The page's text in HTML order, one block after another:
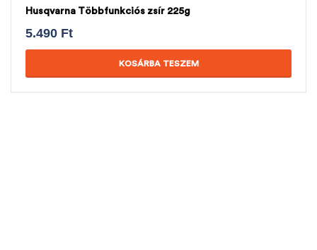
Husqvarna Többfunkciós zsír 225g
5.490 Ft
KOSÁRBA TESZEM